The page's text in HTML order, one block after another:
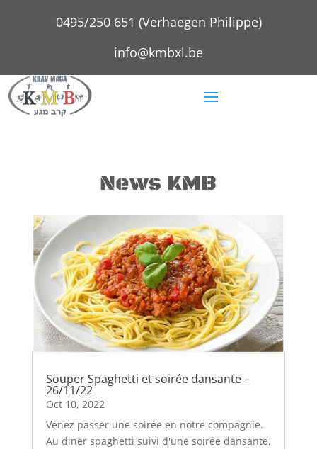
0495/250 651 (Verhaegen Philippe)
info@kmbxl.be
News KMB
Souper Spaghetti et soirée dansante –
26/11/22
Oct 10, 2022
Venez passer une soirée en notre compagnie.
Au diner spaghetti suivi d'une soirée dansante,